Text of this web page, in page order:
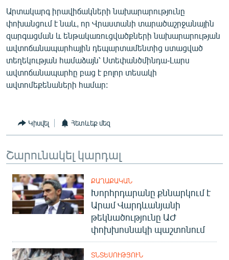
ՏԵՍԱՆՅՈՒԹԵՐ
ԲԱՆԱՎԵՃ
ՁԳՏԵԼՈՎ ԼԱՎԱԳՈՒՅՆԻՆ
ՓՈԴՔԱՍԹ
ՀԵՏԵՎԵՔ ՄԵԶ
«Ազատության» բոլոր կայքերը
Արտակարգ իրավիճակների նախարարությունը
փոխանցում է նաև, որ Վրաստանի տարածաշրջանային
զարգացման և ենթակառուցվածքների նախարարության
ավտոճանապարհային դեպարտամենտից ստացված
տեղեկության համաձայն՝ Ստեփանծմինդա-Լարս
ավտոճանապարհը բաց է բոլոր տեսակի
ավտոմեքենաների համար:
Կիսվել Հետևեք մեզ
Շարունակել կարդալ
ՔԱՂԱՔԱԿԱՆ
Խորհրդարանը քննարկում է
Արամ Վարդևանյանի
թեկնածությունը ԱԺ
փոխխոսնակի պաշտոնում
ՏՆՏԵՍՈՒԹՅՈՒՆ